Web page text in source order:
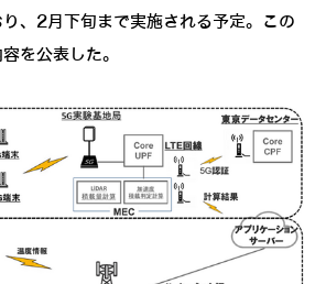
、2月下旬まで実施される予定。この
を公表した。